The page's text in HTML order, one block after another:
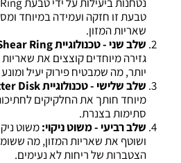
טבעת זו חזקה ועמידה במיוחד
שאריות המזון.
שלב שני - טכנולוגיית ShearGrindShear Ring:
גזירה מיוחדים קוצצים את
יותר, מה שמבטיח פירוק יעיל
שלב שלישי - טכנולוגיית Undercutter Disk:
מיוחד חותך את החלקיקים
סתימות בצנרת.
שלב רביעי - משוט ניקוי:משוט
ושוטף את שאריות המזון, מה
הצטברות של ריחות לא נעימים.